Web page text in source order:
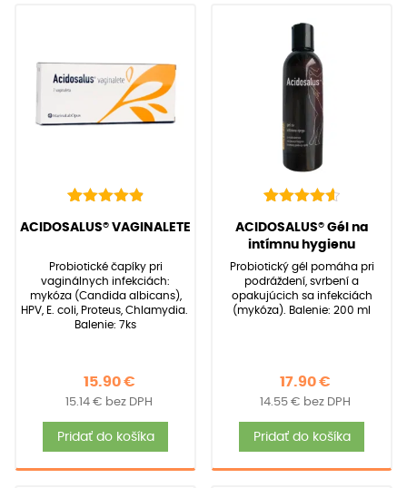
4.95
základe
zákazníckych
recenzií
(22recenzií zákazníkov)
ACIDOSALUS® VAGINALETE
Probiotické čapíky pri
vaginálnych infekciách:
mykóza (Candida albicans),
HPV, E. coli, Proteus, Chlamydia.
Balenie: 7ks
15.90€
15.14 € bez DPH
Pridať do košíka
4.67
z 5 na
základe
zákazníckych
recenzií
recenzií zákazníkov)
ACIDOSALUS® Gél na
intímnu hygienu
Probiotický gél pomáha pri
podráždení, svrbení a
opakujúcich sa infekciách
(mykóza). Balenie: 200 ml
17.90€
14.55 € bez DPH
Pridať do košíka